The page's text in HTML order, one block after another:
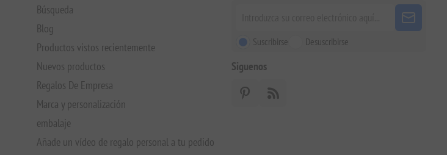
Búsqueda
Blog
Productos vistos recientemente
Nuevos productos
Regalos De Empresa
Marca y personalización
embalaje
Añade un vídeo de regalo personal a tu pedido
Suscribirse Desuscribirse
Siguenos